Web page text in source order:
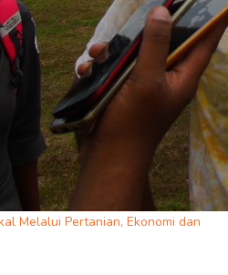
Melalui Pertanian, Ekonomi dan